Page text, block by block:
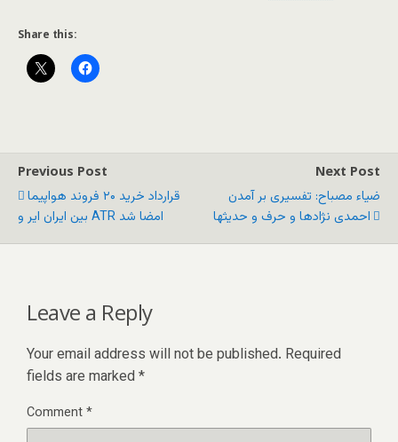
Share this:
Previous Post
قرارداد خرید ۲۰ فروند هواپیما
بین ایران ایر و ATR امضا شد
Next Post
ضیاء مصباح: تفسیری بر آمدن
احمدی نژادها و حرف و حدیثها
Leave a Reply
Your email address will not be published. Required
fields are marked *
Comment*